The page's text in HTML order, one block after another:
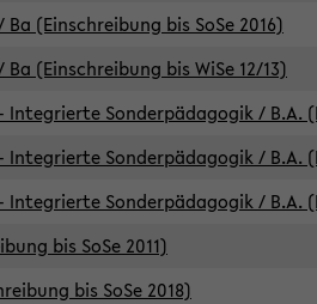
(Einschreibung bis SoSe 2016)
(Einschreibung bis WiSe 12/13)
Sonderpädagogik / B.A.
Sonderpädagogik / B.A.
Sonderpädagogik / B.A.
bis SoSe 2011)
bis SoSe 2018)